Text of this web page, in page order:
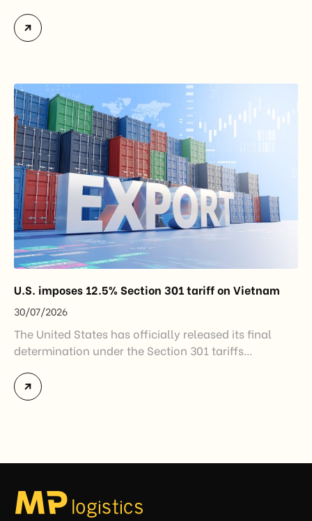
Certificates of Origin (C/O) and approving Self-
Certification of Origin Authorization Documents
Industry and Trade. The policy marks an important
step in […]
U.S. imposes 12.5% Section 301 tariff on Vietnam
30/07/2026
The United States has officially released its final
determination under the Section 301 tariffs
Vietnam. The measure addresses countries that have
not established or effectively enforced regulations
regulatory development that may […]